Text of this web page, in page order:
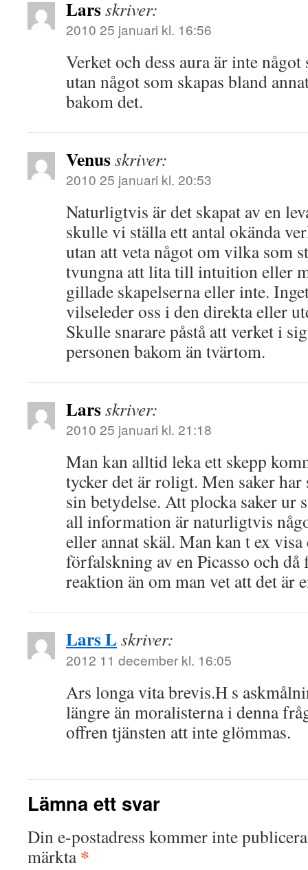
Larsskriver:
2010 25 januari kl. 16:56
Verket och dess aura är inte
utan något som skapas bland
bakom det.
Venusskriver:
2010 25 januari kl. 20:53
Naturligtvis är det skapat av en
skulle vi ställa ett antal okända
utan att veta något om vilka som
tvungna att lita till intuition eller
gillade skapelserna eller inte.
vilseleder oss i den direkta eller
Skulle snarare påstå att verket i
personen bakom än tvärtom.
Larsskriver:
2010 25 januari kl. 21:18
Man kan alltid leka ett skepp
tycker det är roligt. Men saker
sin betydelse. Att plocka saker ur
all information är naturligtvis
eller annat skäl. Man kan t ex
förfalskning av en Picasso och då
reaktion än om man vet att det är
Lars Lskriver:
2012 11 december kl. 16:05
Ars longa vita brevis.H s
längre än moralisterna i denna
offren tjänsten att inte glömmas.
Lämna ett svar
Din e-postadress kommer inte
märkta*